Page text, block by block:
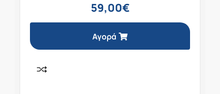
59,00€
Αγορά